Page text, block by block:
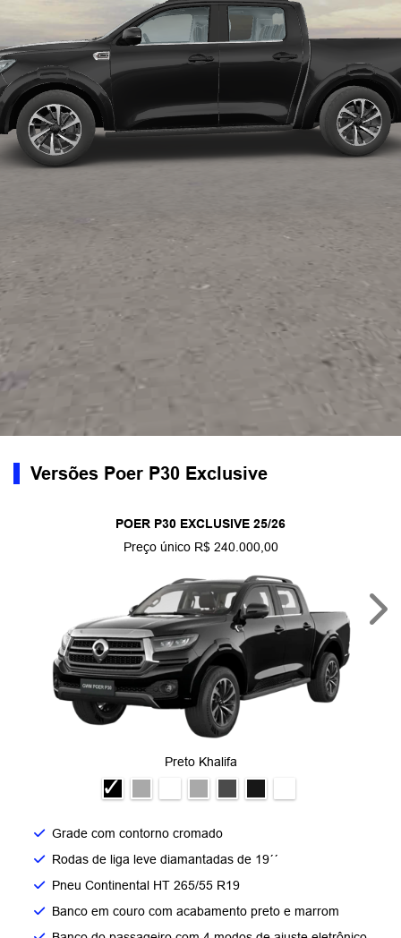
Versões Poer P30 Exclusive
POER P30 EXCLUSIVE 25/26
Preço único R$ 240.000,00
Preto Khalifa
Grade com contorno cromado​
Rodas de liga leve diamantadas de 19´´​
Pneu Continental HT 265/55 R19​
Banco em couro com acabamento preto e marrom​